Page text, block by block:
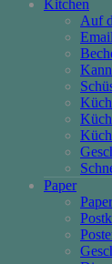
Kitchen
Auf
Paper